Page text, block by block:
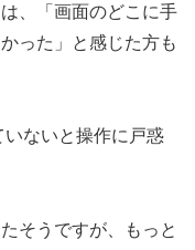
、「画面のどこに手
った」と感じた方も
ないと操作に戸惑
そうですが、もっと